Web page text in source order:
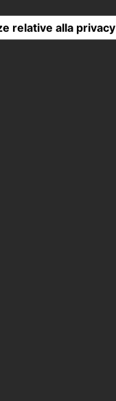
relative alla privacy